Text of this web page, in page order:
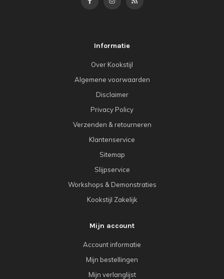
Informatie
Over Kookstijl
Algemene voorwaarden
Disclaimer
Privacy Policy
Verzenden & retourneren
Klantenservice
Sitemap
Slijpservice
Workshops & Demonstraties
Kookstijl Zakelijk
Mijn account
Account informatie
Mijn bestellingen
Mijn verlanglijst